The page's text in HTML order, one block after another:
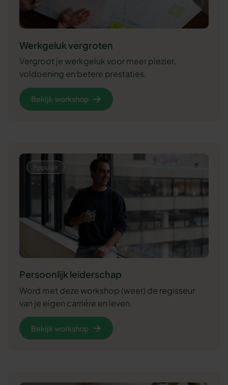
Werkgeluk vergroten
Vergroot je werkgeluk voor meer plezier,
voldoening en betere prestaties.
Bekijk workshop
Persoonlijk leiderschap
Word met deze workshop (weer) de regisseur
van je eigen carriére en leven.
Bekijk workshop